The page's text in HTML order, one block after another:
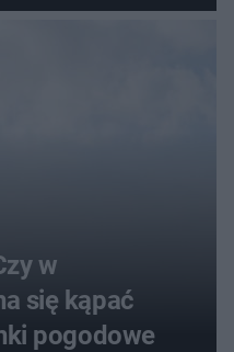
w
się kąpać
pogodowe